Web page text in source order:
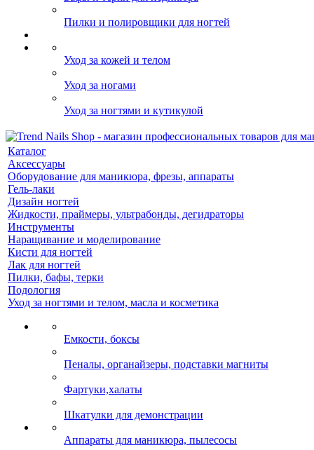
Пилки и полировщики для ногтей
Уход за кожей и телом
Уход за ногами
Уход за ногтями и кутикулой
Каталог
Аксессуары
Оборудование для маникюра, фрезы, аппараты
Гель-лаки
Дизайн ногтей
Жидкости, праймеры, ультрабонды, дегидраторы
Инструменты
Наращивание и моделирование
Кисти для ногтей
Лак для ногтей
Пилки, бафы, терки
Подология
Уход за ногтями и телом, масла и косметика
Емкости, боксы
Пеналы, органайзеры, подставки магниты
Фартуки,халаты
Шкатулки для демонстрации
Аппараты для маникюра, пылесосы